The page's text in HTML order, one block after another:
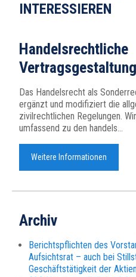
INTERESSIEREN
Handelsrechtliche
Das Handelsrecht als
ergänzt und modifiziert die
zivilrechtlichen Regelungen.
umfassend zu den handels...
Weitere Informationen
Archiv
Berichtspflichten des
Aufsichtsrat – auch bei
Geschäftstätigkeit der